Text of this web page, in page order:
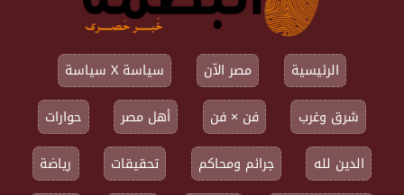
الرئيسية مصر الآن
سياسة X سياسة
شرق وغرب
فن × فن أهل مصر
حوارات
الدين لله
جرائم ومحاكم تحقيقات
رياضة